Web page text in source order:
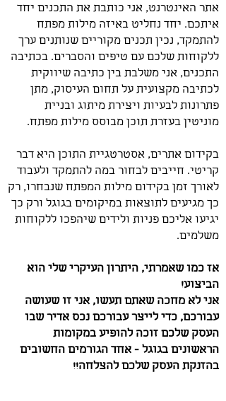
אתר האינטרנט, אני כותבת את התכנים יחד
איתכם. יחד נחליט באיזה מילות מפתח
להתמקד, נכין תכנים מקוריים שנותנים ערך
ללקוחות שלכם עם טיפים והסברים. בכתיבה
התכנים, אני משלבת בין כתיבה שיווקית
לכתיבה מקצועית על תחום העיסוק, מתן
פתרונות לבעיות ויצירת מיתוג ובניית
מוניטין בעזרת תוכן מבוסס מילות מפתח.
בקידום אתרים, אסטרטגיית התוכן היא דבר
קריטי. חייבים לבחור במה להתמקד ולעבוד
לאורך זמן בקידום מילות המפתח שנבחרו, רק
כך מגיעים לתוצאות במיקומים בגוגל ורק כך
יגיעו אליכם פניות ולידים שיהפכו ללקוחות
משלמים.
אז כמו שאמרתי, היתרון העיקרי שלי הוא
הביצוע!
אני לא מחכה שאתם תעשו, אני זו שעושה
עבורכם, כדי לייצר עבורכם נכס אדיר שבו
העסק שלכם זוכה להופיע במקומות
הראשונים בגוגל - אחד הגורמים החשובים
בהזנקת העסק שלכם להצלחה!!